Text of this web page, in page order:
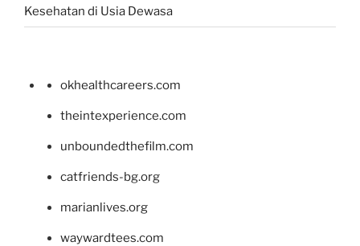
Kesehatan di Usia Dewasa
okhealthcareers.com
theintexperience.com
unboundedthefilm.com
catfriends-bg.org
marianlives.org
waywardtees.com